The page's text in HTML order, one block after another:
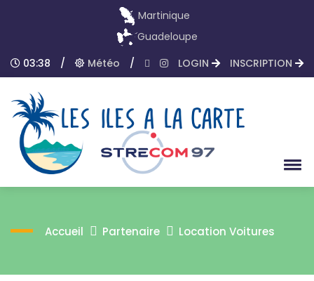
Martinique
Guadeloupe
03:38
/ Météo / LOGIN INSCRIPTION
Accueil Partenaire Location Voitures